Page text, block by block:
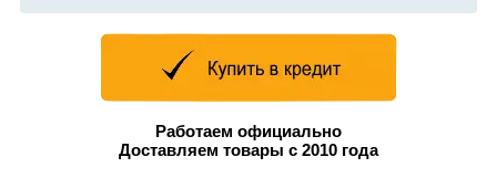
Работаем официально
Доставляем товары с 2010 года